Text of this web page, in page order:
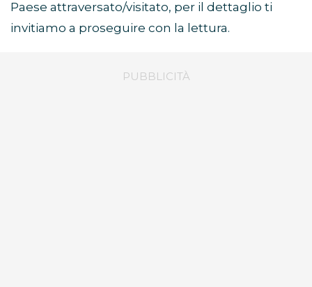
Paese attraversato/visitato, per il dettaglio ti
invitiamo a proseguire con la lettura.